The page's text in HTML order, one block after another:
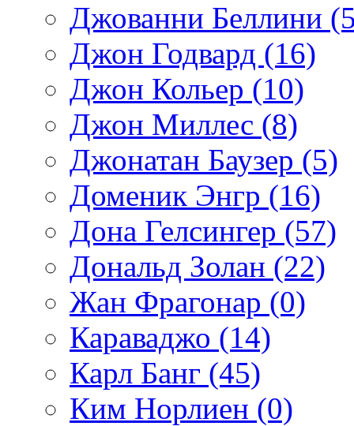
Джованни Беллини
Джон Годвард (16)
Джон Кольер (10)
Джон Миллес (8)
Джонатан Баузер (5)
Доменик Энгр (16)
Дона Гелсингер (57)
Дональд Золан (22)
Жан Фрагонар (0)
Караваджо (14)
Карл Банг (45)
Ким Норлиен (0)